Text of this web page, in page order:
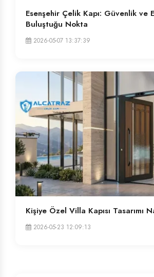
Esenşehir Çelik Kapı: Güvenlik ve
Buluştuğu Nokta
2026-05-07 13:37:39
Kişiye Özel Villa Kapısı Tasarımı
2026-05-23 12:09:13